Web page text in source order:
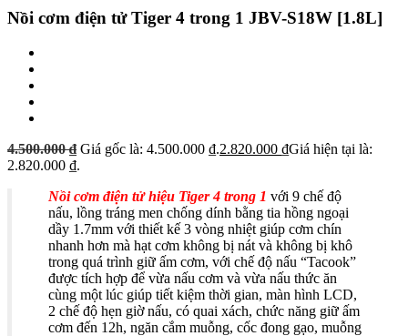
Nồi cơm điện tử Tiger 4 trong 1 JBV-S18W [1.8L]
4.500.000₫ Giá gốc là: 4.500.000 ₫.2.820.000 ₫Giá hiện tại là:
2.820.000 ₫.
Nồi cơm điện tử hiệu Tiger 4 trong 1 với 9 chế độ
nấu, lồng tráng men chống dính bằng tia hồng ngoại
dầy 1.7mm với thiết kế 3 vòng nhiệt giúp cơm chín
nhanh hơn mà hạt cơm không bị nát và không bị khô
trong quá trình giữ ấm cơm, với chế độ nấu “Tacook”
được tích hợp để vừa nấu cơm và vừa nấu thức ăn
cùng một lúc giúp tiết kiệm thời gian, màn hình LCD,
2 chế độ hẹn giờ nấu, có quai xách, chức năng giữ ấm
cơm đến 12h, ngăn cắm muỗng, cốc đong gạo, muỗng